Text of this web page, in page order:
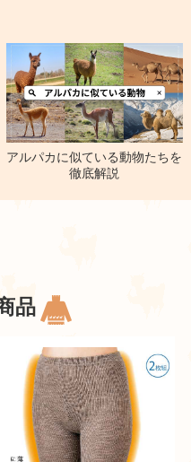
アルパカに似ている動物たちを
徹底解説
品